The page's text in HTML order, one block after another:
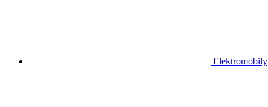
Elektromobily